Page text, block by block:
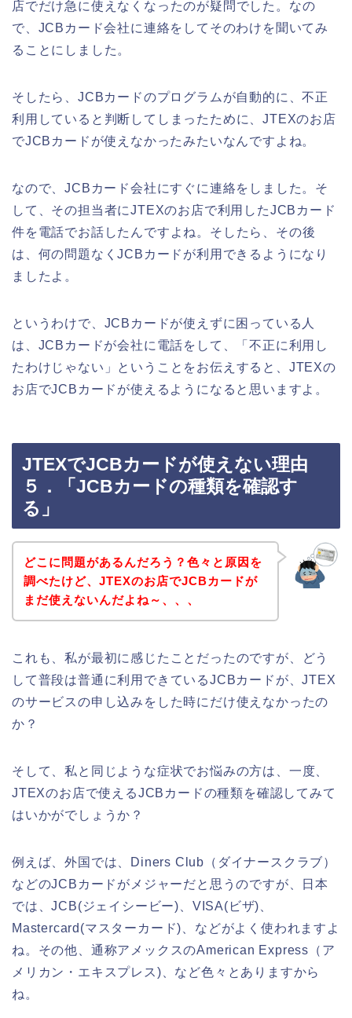
店でだけ急に使えなくなったのが疑問でした。なの
で、JCBカード会社に連絡をしてそのわけを聞いてみ
ることにしました。
そしたら、JCBカードのプログラムが自動的に、不正
利用していると判断してしまったために、JTEXのお店
でJCBカードが使えなかったみたいなんですよね。
なので、JCBカード会社にすぐに連絡をしました。そ
して、その担当者にJTEXのお店で利用したJCBカード
件を電話でお話したんですよね。そしたら、その後
は、何の問題なくJCBカードが利用できるようになり
ましたよ。
というわけで、JCBカードが使えずに困っている人
は、JCBカードが会社に電話をして、「不正に利用し
たわけじゃない」ということをお伝えすると、JTEXの
お店でJCBカードが使えるようになると思いますよ。
JTEXでJCBカードが使えない理由
５．「JCBカードの種類を確認す
る」
どこに問題があるんだろう？色々と原因を
調べたけど、JTEXのお店でJCBカードが
まだ使えないんだよね～、、、
これも、私が最初に感じたことだったのですが、どう
して普段は普通に利用できているJCBカードが、JTEX
のサービスの申し込みをした時にだけ使えなかったの
か？
そして、私と同じような症状でお悩みの方は、一度、
JTEXのお店で使えるJCBカードの種類を確認してみて
はいかがでしょうか？
例えば、外国では、Diners Club（ダイナースクラブ）
などのJCBカードがメジャーだと思うのですが、日本
では、JCB(ジェイシービー)、VISA(ビザ)、
Mastercard(マスターカード)、などがよく使われますよ
ね。その他、通称アメックスのAmerican Express（ア
メリカン・エキスプレス)、など色々とありますから
ね。